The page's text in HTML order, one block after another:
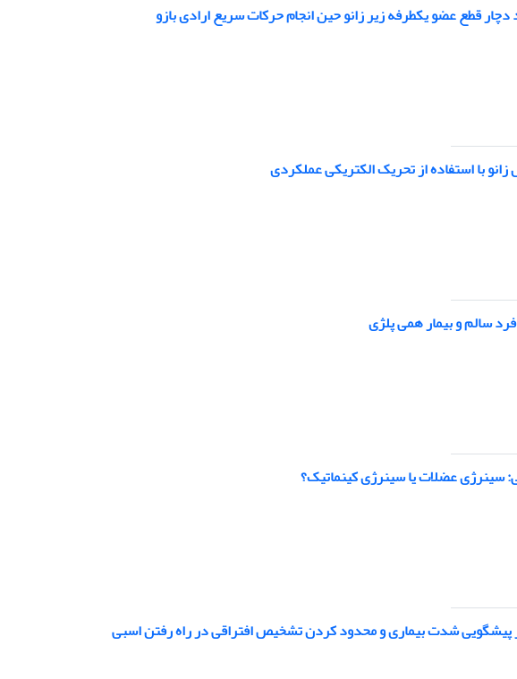
قطع عضو یکطرفه زیر زانو حین انجام حرکات سریع ارادی بازو
با استفاده از تحریک الکتریکی عملکردی
سالم و بیمار همی پلژی
سینرژی عضلات یا سینرژی کینماتیک؟
شدت بیماری و محدود کردن تشخیص افتراقی در راه رفتن اسبی